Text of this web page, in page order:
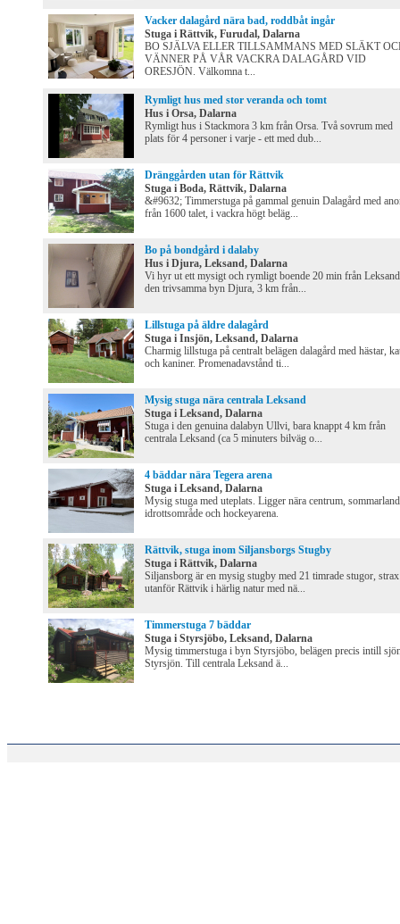
Vacker dalagård nära bad, roddbåt ingår
Stuga i Rättvik, Furudal, Dalarna
BO SJÄLVA ELLER TILLSAMMANS MED SLÄKT
VÄNNER PÅ VÅR VACKRA DALAGÅRD VID
ORESJÖN. Välkomna t...
Rymligt hus med stor veranda och tomt
Hus i Orsa, Dalarna
Rymligt hus i Stackmora 3 km från Orsa. Två sovrum med
plats för 4 personer i varje - ett med dub...
Dränggården utan för Rättvik
Stuga i Boda, Rättvik, Dalarna
&#9632; Timmerstuga på gammal genuin Dalagård med
från 1600 talet, i vackra högt beläg...
Bo på bondgård i dalaby
Hus i Djura, Leksand, Dalarna
Vi hyr ut ett mysigt och rymligt boende 20 min från
den trivsamma byn Djura, 3 km från...
Lillstuga på äldre dalagård
Stuga i Insjön, Leksand, Dalarna
Charmig lillstuga på centralt belägen dalagård med hästar,
och kaniner. Promenadavstånd ti...
Mysig stuga nära centrala Leksand
Stuga i Leksand, Dalarna
Stuga i den genuina dalabyn Ullvi, bara knappt 4 km från
centrala Leksand (ca 5 minuters bilväg o...
4 bäddar nära Tegera arena
Stuga i Leksand, Dalarna
Mysig stuga med uteplats. Ligger nära centrum,
idrottsområde och hockeyarena.
Rättvik, stuga inom Siljansborgs Stugby
Stuga i Rättvik, Dalarna
Siljansborg är en mysig stugby med 21 timrade stugor, strax
utanför Rättvik i härlig natur med nä...
Timmerstuga 7 bäddar
Stuga i Styrsjöbo, Leksand, Dalarna
Mysig timmerstuga i byn Styrsjöbo, belägen precis intill
Styrsjön. Till centrala Leksand ä...